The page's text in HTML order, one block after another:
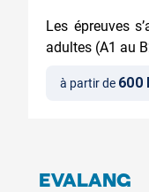
Les épreuves
adultes (A1 au
à partir de 600
EVALANG